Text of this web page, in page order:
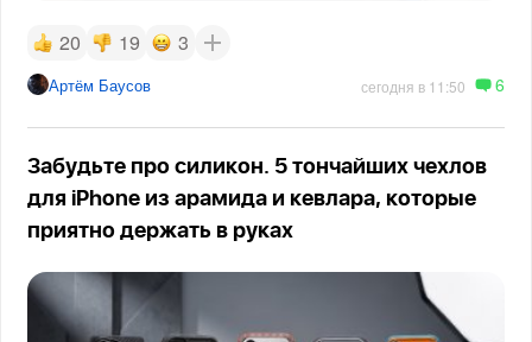
20 19 3
Артём Баусов сегодня в 11:50 6
Забудьте про силикон. 5 тончайших чехлов
для iPhone из арамида и кевлара, которые
приятно держать в руках